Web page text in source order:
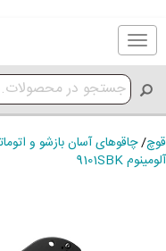
Toggle
navigation
قوچ/چاقوهای آسان بازشو و
آلومینوم 9101SBK